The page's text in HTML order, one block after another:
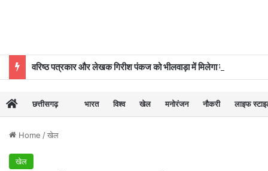
छत्तीसगढ़ भारत विश्व खेल मनोरंजन नौकरी लाइफ
Home /खेल
खेल